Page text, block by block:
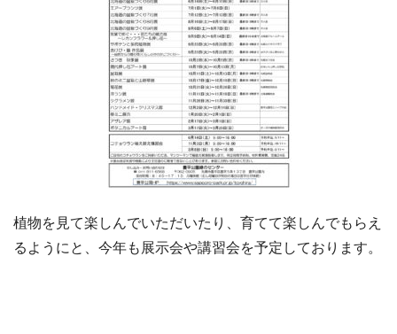
植物を見て楽しんでいただいたり、育てて楽しんでもらえ
るようにと、今年も展示会や講習会を予定しております。